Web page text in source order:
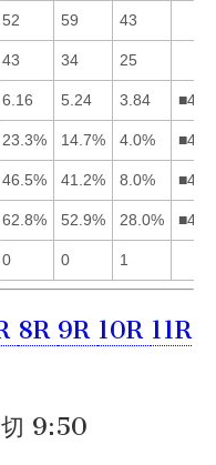
52 59 43
43 34 25
6.16 5.24 3.84
23.3% 14.7% 4.0%
46.5% 41.2% 8.0%
62.8% 52.9% 28.0%
0 0 1
8R 9R 10R 11R
9:50